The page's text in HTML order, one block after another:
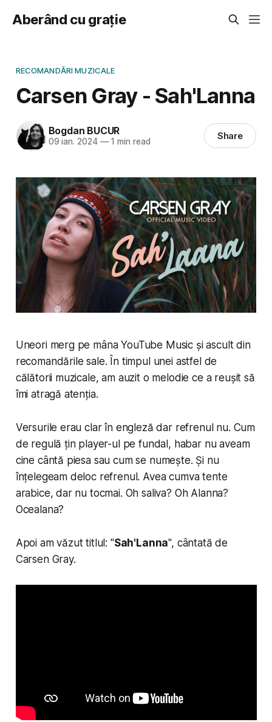
Aberând cu grație
RECOMANDĂRI MUZICALE
Carsen Gray - Sah'Lanna
Bogdan BUCUR
09 ian. 2024 —1 min read Share
Uneori merg pe mâna YouTube Music și ascult din
recomandările sale. În timpul unei astfel de
călătorii muzicale, am auzit o melodie ce a reușit să
îmi atragă atenția.
Versurile erau clar în engleză dar refrenul nu. Cum
de regulă țin player-ul pe fundal, habar nu aveam
cine cântă piesa sau cum se numește. Și nu
înțelegeam deloc refrenul. Avea cumva tente
arabice, dar nu tocmai. Oh saliva? Oh Alanna?
Ocealana?
Apoi am văzut titlul: "Sah'Lanna", cântată de
Carsen Gray.